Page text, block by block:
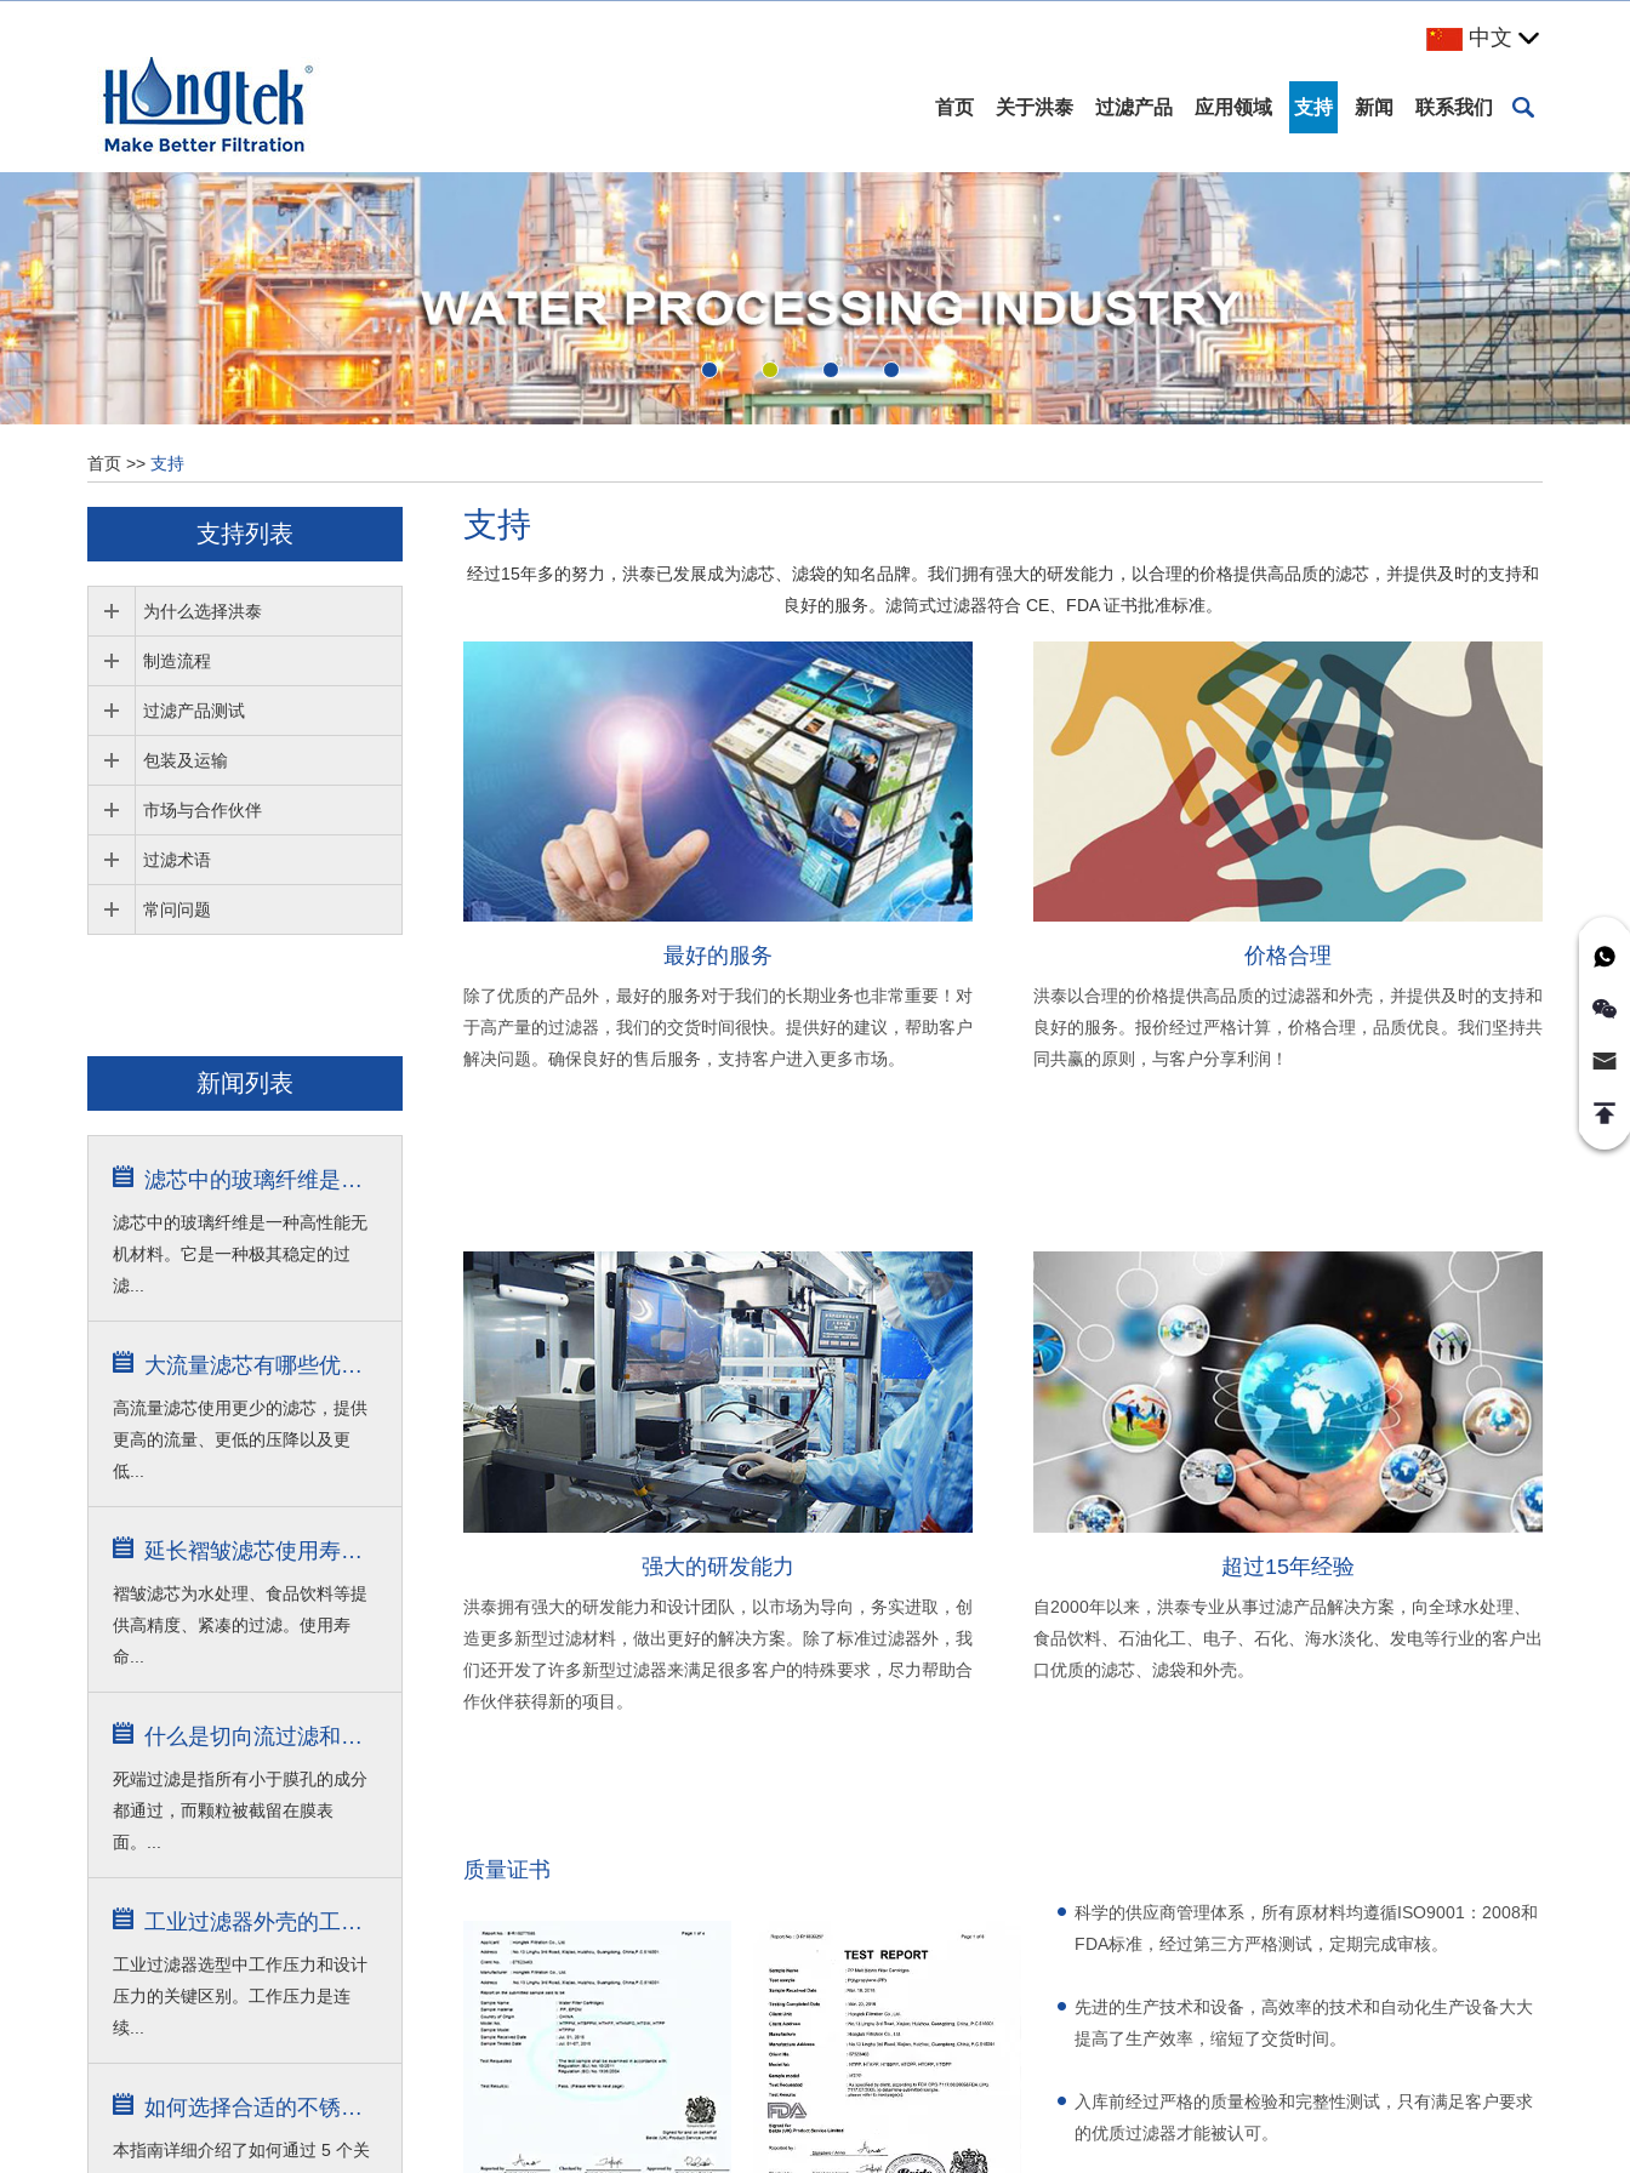
中文
首页 关于洪泰 过滤产品 应用领域 支持 新闻 联系我们
首页 >> 支持
支持
经过15年多的努力，洪泰已发展成为滤芯、滤袋的知名品牌。我们拥有强大的研发能力，以合理的价格提供高品质的滤芯，并提供及时的支持和
良好的服务。滤筒式过滤器符合 CE、FDA 证书批准标准。
最好的服务
除了优质的产品外，最好的服务对于我们的长期业务也非常重要！对
于高产量的过滤器，我们的交货时间很快。提供好的建议，帮助客户
解决问题。确保良好的售后服务，支持客户进入更多市场。
价格合理
洪泰以合理的价格提供高品质的过滤器和外壳，并提供及时的支持和
良好的服务。报价经过严格计算，价格合理，品质优良。我们坚持共
同共赢的原则，与客户分享利润！
强大的研发能力
洪泰拥有强大的研发能力和设计团队，以市场为导向，务实进取，创
造更多新型过滤材料，做出更好的解决方案。除了标准过滤器外，我
们还开发了许多新型过滤器来满足很多客户的特殊要求，尽力帮助合
作伙伴获得新的项目。
超过15年经验
自2000年以来，洪泰专业从事过滤产品解决方案，向全球水处理、
食品饮料、石油化工、电子、石化、海水淡化、发电等行业的客户出
口优质的滤芯、滤袋和外壳。
质量证书
科学的供应商管理体系，所有原材料均遵循ISO9001：2008和
FDA标准，经过第三方严格测试，定期完成审核。
先进的生产技术和设备，高效率的技术和自动化生产设备大大
提高了生产效率，缩短了交货时间。
入库前经过严格的质量检验和完整性测试，只有满足客户要求
的优质过滤器才能被认可。
支持列表
为什么选择洪泰
制造流程
过滤产品测试
包装及运输
市场与合作伙伴
过滤术语
常问问题
新闻列表
滤芯中的玻璃纤维是什么材料？
滤芯中的玻璃纤维是一种高性能无
机材料。它是一种极其稳定的过
滤...
大流量滤芯有哪些优点？
高流量滤芯使用更少的滤芯，提供
更高的流量、更低的压降以及更
低...
延长褶皱滤芯使用寿命的技巧
褶皱滤芯为水处理、食品饮料等提
供高精度、紧凑的过滤。使用寿
命...
什么是切向流过滤和死端过滤？
死端过滤是指所有小于膜孔的成分
都通过，而颗粒被截留在膜表
面。...
工业过滤器外壳的工作压力与设计压力
工业过滤器选型中工作压力和设计
压力的关键区别。工作压力是连
续...
如何选择合适的不锈钢过滤器外壳？
本指南详细介绍了如何通过 5 个关